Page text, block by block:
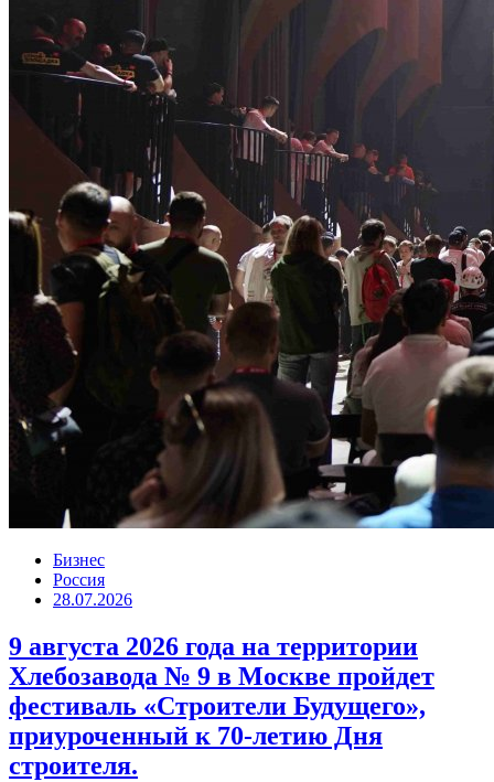
Бизнес
Россия
28.07.2026
9 августа 2026 года на территории
Хлебозавода № 9 в Москве пройдет
фестиваль «Строители Будущего»,
приуроченный к 70-летию Дня
строителя.